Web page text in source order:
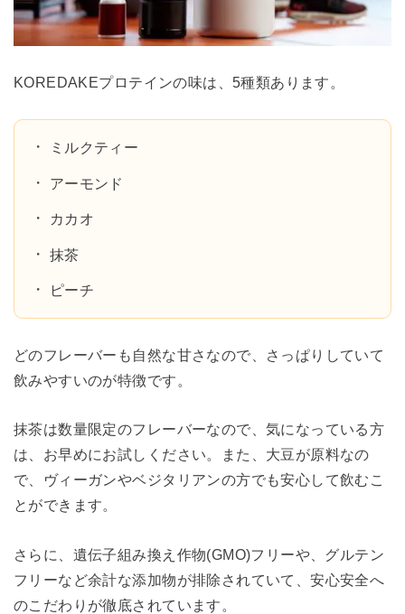
KOREDAKEプロテインの味は、5種類あります。
ミルクティー
アーモンド
カカオ
抹茶
ピーチ
どのフレーバーも自然な甘さなので、さっぱりしていて
飲みやすいのが特徴です。
抹茶は数量限定のフレーバーなので、気になっている方
は、お早めにお試しください。また、大豆が原料なの
で、ヴィーガンやベジタリアンの方でも安心して飲むこ
とができます。
さらに、遺伝子組み換え作物(GMO)フリーや、グルテン
フリーなど余計な添加物が排除されていて、安心安全へ
のこだわりが徹底されています。